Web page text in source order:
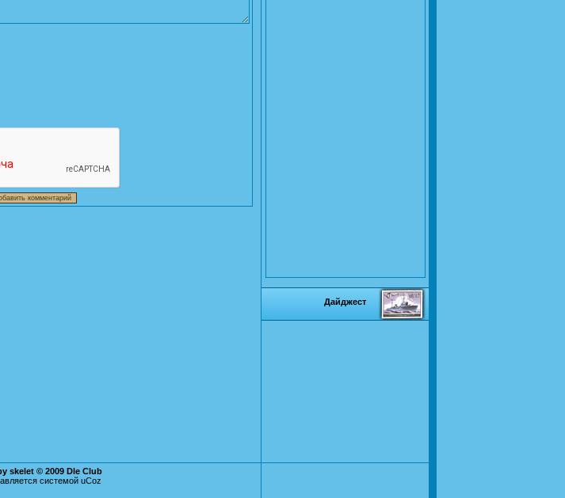
Дайджест
skelet © 2009 Dle Club
системой uCoz